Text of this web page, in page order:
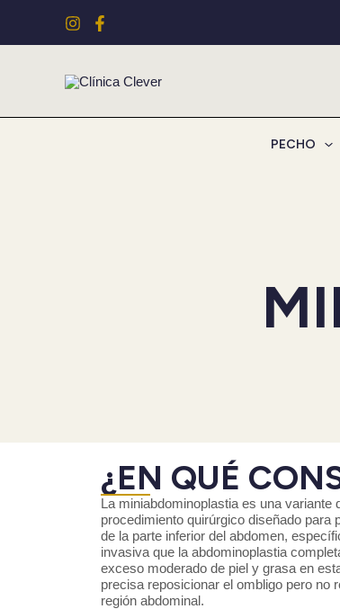
PECHO
¿EN QUÉ
La miniabdominoplastia es una
procedimiento quirúrgico diseñado para
de la parte inferior del abdomen,
invasiva que la abdominoplastia
exceso moderado de piel y grasa en
precisa reposicionar el ombligo pero no
región abdominal.